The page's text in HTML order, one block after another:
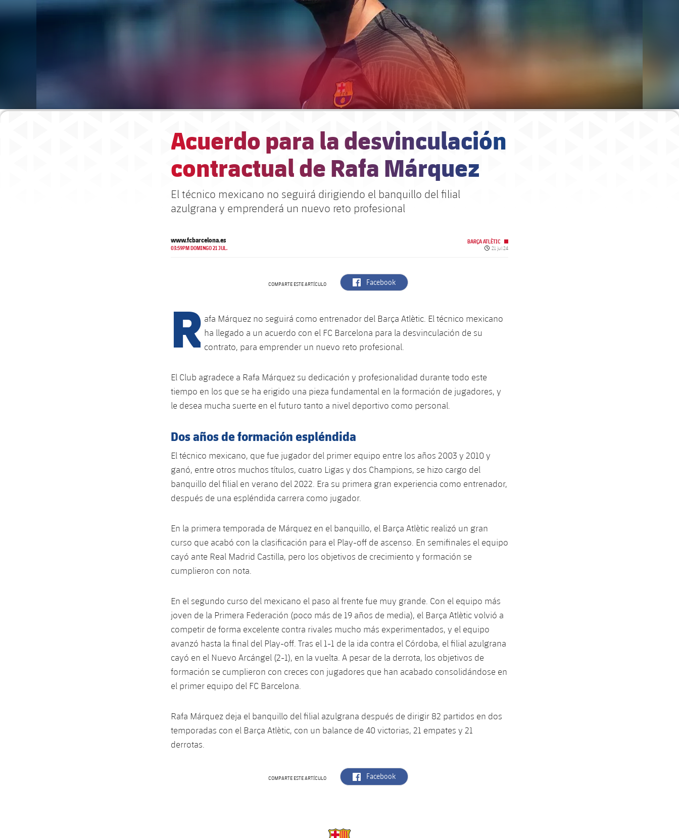
Acuerdo para la desvinculación
contractual de Rafa Márquez
El técnico mexicano no seguirá dirigiendo el banquillo del filial
azulgrana y emprenderá un nuevo reto profesional
www.fcbarcelona.es
03:59PM DOMINGO 21 JUL.
BARÇA ATLÈTIC
Fecha de publicación
21 jul 24
COMPARTE ESTE ARTÍCULO label.aria.facebook
Facebook
R afa Márquez no seguirá como entrenador del Barça Atlètic. El técnico mexicano
ha llegado a un acuerdo con el FC Barcelona para la desvinculación de su
contrato, para emprender un nuevo reto profesional.
El Club agradece a Rafa Márquez su dedicación y profesionalidad durante todo este
tiempo en los que se ha erigido una pieza fundamental en la formación de jugadores, y
le desea mucha suerte en el futuro tanto a nivel deportivo como personal.
Dos años de formación espléndida
El técnico mexicano, que fue jugador del primer equipo entre los años 2003 y 2010 y
ganó, entre otros muchos títulos, cuatro Ligas y dos Champions, se hizo cargo del
banquillo del filial en verano del 2022. Era su primera gran experiencia como entrenador,
después de una espléndida carrera como jugador.
En la primera temporada de Márquez en el banquillo, el Barça Atlètic realizó un gran
curso que acabó con la clasificación para el Play-off de ascenso. En semifinales el equipo
cayó ante Real Madrid Castilla, pero los objetivos de crecimiento y formación se
cumplieron con nota.
En el segundo curso del mexicano el paso al frente fue muy grande. Con el equipo más
joven de la Primera Federación (poco más de 19 años de media), el Barça Atlètic volvió a
competir de forma excelente contra rivales mucho más experimentados, y el equipo
avanzó hasta la final del Play-off. Tras el 1-1 de la ida contra el Córdoba, el filial azulgrana
cayó en el Nuevo Arcángel (2-1), en la vuelta. A pesar de la derrota, los objetivos de
formación se cumplieron con creces con jugadores que han acabado consolidándose en
el primer equipo del FC Barcelona.
Rafa Márquez deja el banquillo del filial azulgrana después de dirigir 82 partidos en dos
temporadas con el Barça Atlètic, con un balance de 40 victorias, 21 empates y 21
derrotas.
COMPARTE ESTE ARTÍCULO label.aria.facebook
Facebook